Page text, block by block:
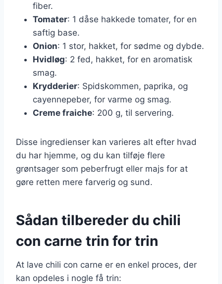
fiber.
Tomater: 1 dåse hakkede tomater, for en
saftig base.
Onion: 1 stor, hakket, for sødme og dybde.
Hvidløg: 2 fed, hakket, for en aromatisk
smag.
Krydderier: Spidskommen, paprika, og
cayennepeber, for varme og smag.
Creme fraiche: 200 g, til servering.
Disse ingredienser kan varieres alt efter hvad
du har hjemme, og du kan tilføje flere
grøntsager som peberfrugt eller majs for at
gøre retten mere farverig og sund.
Sådan tilbereder du chili
con carne trin for trin
At lave chili con carne er en enkel proces, der
kan opdeles i nogle få trin: